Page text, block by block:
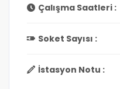
Çalışma Saatleri :
Soket Sayısı :
İstasyon Notu :